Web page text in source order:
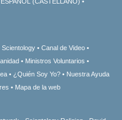
Canal de Video
Ministros Voluntarios
¿Quién Soy Yo?
Nuestra Ayuda
Mapa de la web